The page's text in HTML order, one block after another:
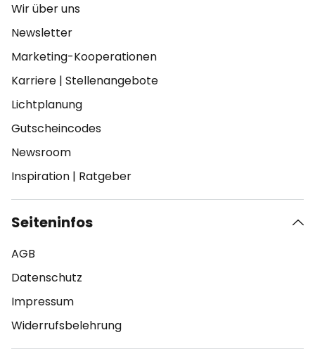
Wir über uns
Newsletter
Marketing-Kooperationen
Karriere | Stellenangebote
Lichtplanung
Gutscheincodes
Newsroom
Inspiration | Ratgeber
Seiteninfos
AGB
Datenschutz
Impressum
Widerrufsbelehrung